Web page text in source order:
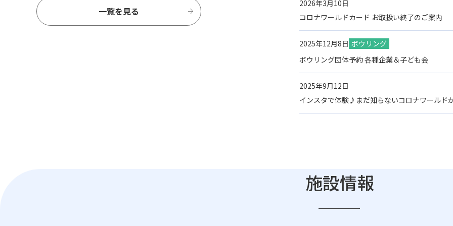
2026年3月10日
コロナワールドカード お取扱い終了のご案内
2025年12月8日 ボウリング
ボウリング団体予約 各種企業＆子ども会
2025年9月12日
インスタで体験♪まだ知らないコロナワールド
一覧を見る
施設情報